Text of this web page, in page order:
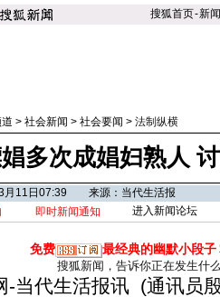
搜狐首页-新闻
> 社会新闻 > 社会要闻 > 法制纵横
多次成娼妇熟人
月11日07:39 来源：当代生活报
即时新闻通知 进入新闻论坛
免费 最经典的幽默小段子
搜狐新闻，告诉你正在发生什
代生活报讯 (通讯员